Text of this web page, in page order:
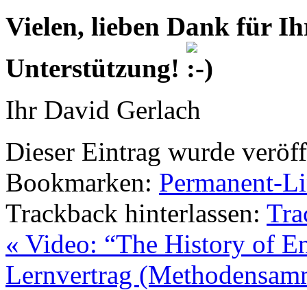
Vielen, lieben Dank für
Unterstützung!
Ihr David Gerlach
Dieser Eintrag wurde
Bookmarken: Permanent-
Trackback hinterlassen:
« Video: “The History of
Lernvertrag